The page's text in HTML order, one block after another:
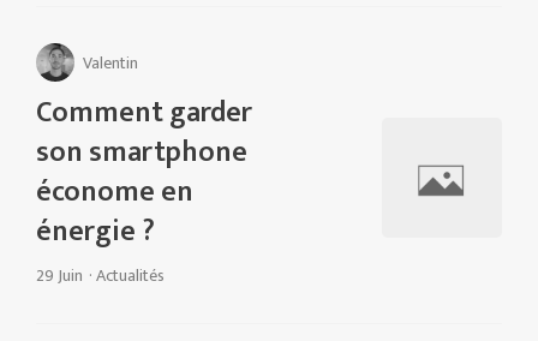
Valentin
Comment garder
son smartphone
économe en
énergie ?
29 Juin ·Actualités